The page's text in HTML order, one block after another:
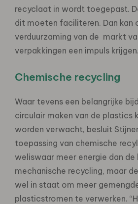
recyclaat in wordt toegepast.
dit moeten faciliteren. Dan kan
verduurzaming van de markt
verpakkingen een impuls
Chemische recycling
Waar tevens een belangrijke
circulair maken van de plastics
worden verwacht, besluit
toepassing van chemische
weliswaar meer energie dan de
mechanische recycling, maar
wel in staat om meer
plasticstromen te verwerken.